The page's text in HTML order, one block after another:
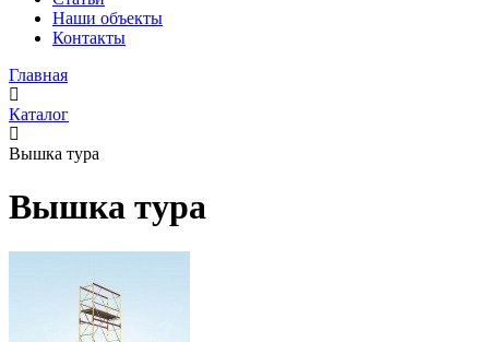
Наши объекты
Контакты
Главная
Каталог
Вышка тура
Вышка тура